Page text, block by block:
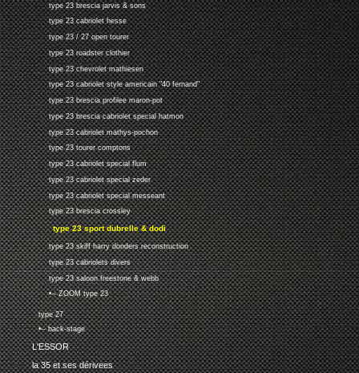
type 23 brescia jarvis & sons
type 23 cabriolet hesse
type 23 / 27 open tourer
type 23 roadster clothier
type 23 chevrolet mathiesen
type 23 cabriolet style americain "40 fernand"
type 23 brescia profilee maron-pot
type 23 brescia cabriolet special hatmon
type 23 cabriolet mathys-pochon
type 23 tourer comptons
type 23 cabriolet special flum
type 23 cabriolet special zeder
type 23 cabriolet special messeant
type 23 brescia crossley
type 23 sport dubrelle & dodi
type 23 skiff harry donders reconstruction
type 23 cabriolets divers
type 23 saloon freestone & webb
•-- ZOOM type 23
type 27
•-- back-stage
L'ESSOR
la 35 et ses dérivees